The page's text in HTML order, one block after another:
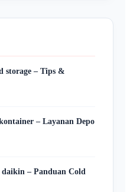
storage – Tips &
– Layanan Depo
– Panduan Cold